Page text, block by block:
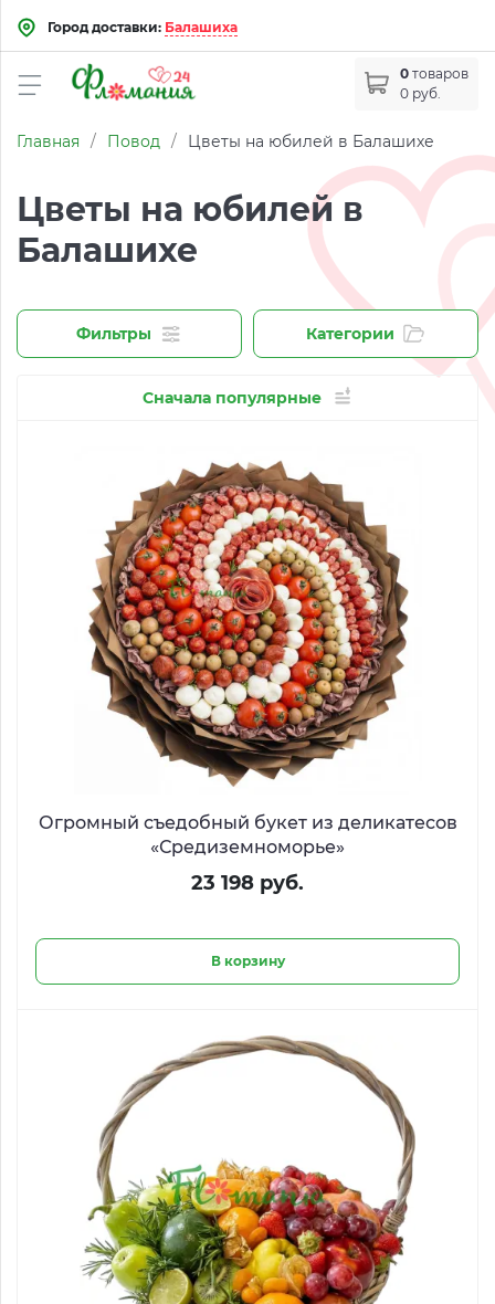
Город доставки: Балашиха
0 товаров
0 руб.
Главная / Повод / Цветы на юбилей в Балашихе
Цветы на юбилей в
Балашихе
Фильтры Категории
Сначала популярные
Огромный съедобный букет из деликатесов
«Средиземноморье»
23 198 руб.
В корзину